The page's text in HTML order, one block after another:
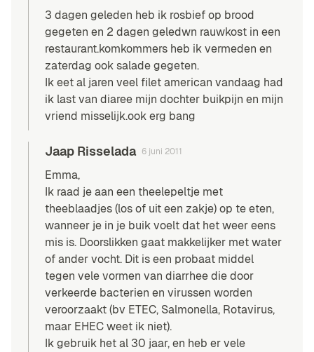
3 dagen geleden heb ik rosbief op brood
gegeten en 2 dagen geledwn rauwkost in een
restaurant.komkommers heb ik vermeden en
zaterdag ook salade gegeten.
Ik eet al jaren veel filet american vandaag had
ik last van diaree mijn dochter buikpijn en mijn
vriend misselijk.ook erg bang
Jaap Risselada 6 juni 2011
Emma,
Ik raad je aan een theelepeltje met
theeblaadjes (los of uit een zakje) op te eten,
wanneer je in je buik voelt dat het weer eens
mis is. Doorslikken gaat makkelijker met water
of ander vocht. Dit is een probaat middel
tegen vele vormen van diarrhee die door
verkeerde bacterien en virussen worden
veroorzaakt (bv ETEC, Salmonella, Rotavirus,
maar EHEC weet ik niet).
Ik gebruik het al 30 jaar, en heb er vele